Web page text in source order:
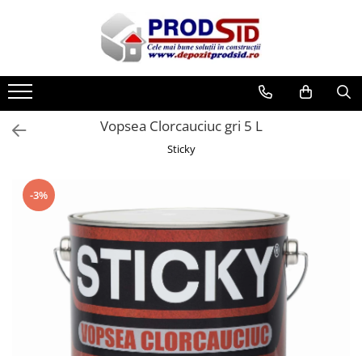
Toate Produsele
Materiale pentru construcții
Ciment și adezivi
Adezivi
Ciment, Mortar, Tinci, Nisip, Var
Glet, Ipsos
Cuie și sârmă
Cuie construcții
Sârmă ghimpată
Sârmă laminată (tip NATO)
Sârmă neagră
Sârmă zincată
Vopsea Clorcauciuc gri 5 L
Sticky
-3%